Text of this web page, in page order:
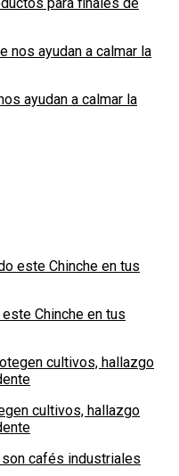
para finales de
ayudan a calmar la
Chinche en tus
cultivos, hallazgo